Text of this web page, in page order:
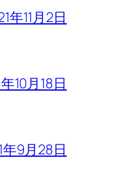
年11月2日
10月18日
年9月28日